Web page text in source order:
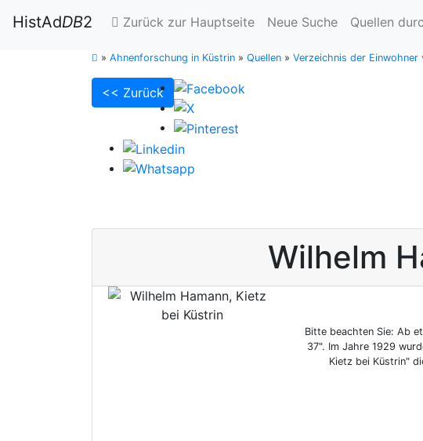
HistAdDB2 Zurück zur Hauptseite Neue Suche Quellen
» Ahnenforschung in Küstrin » Quellen » Verzeichnis der
<< Zurück
Wilhelm
Bitte beachten Sie: Ab
37". Im Jahre 1929
Kietz bei Küstrin"